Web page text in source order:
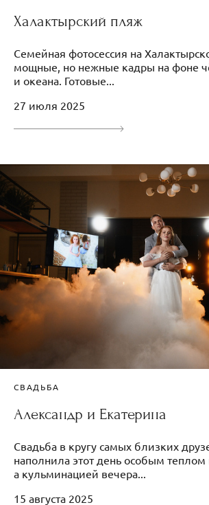
Халактырский пляж
Семейная фотосессия на
мощные, но нежные кадры на фоне
и океана. Готовые...
27 июля 2025
СВАДЬБА
Александр и Екатерина
Свадьба в кругу самых близких
наполнила этот день особым теплом
а кульминацией вечера...
15 августа 2025